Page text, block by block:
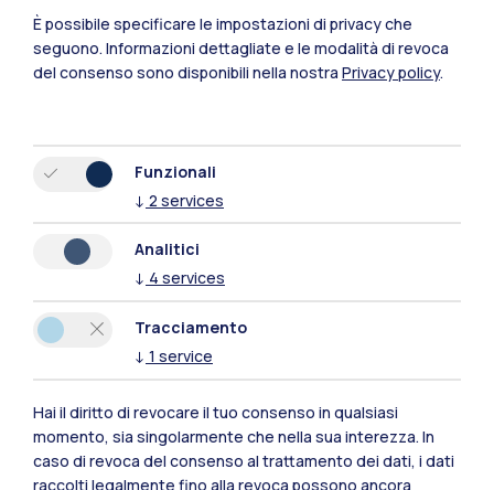
Polimi Community
Tutti i siti dell’ecosistema
Residenze Frontiere
È possibile specificare le impostazioni di privacy che
seguono. Informazioni dettagliate e le modalità di revoca
del consenso sono disponibili nella nostra Privacy policy.
Funzionali
↓ 2 services
Analitici
↓ 4 services
Tracciamento
↓ 1 service
Hai il diritto di revocare il tuo consenso in qualsiasi
momento, sia singolarmente che nella sua interezza. In
caso di revoca del consenso al trattamento dei dati, i dati
raccolti legalmente fino alla revoca possono ancora